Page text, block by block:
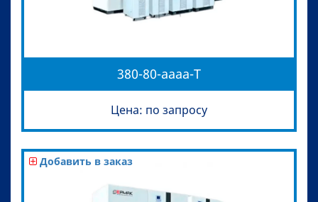
380-80-aaaa-T
Цена: по запросу
Добавить в заказ